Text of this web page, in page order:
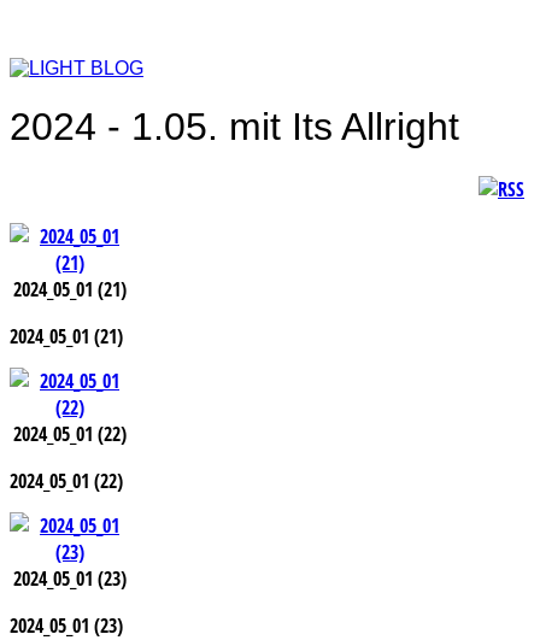
2024 - 1.05. mit Its Allright
2024_05_01 (21)
2024_05_01 (21)
2024_05_01 (22)
2024_05_01 (22)
2024_05_01 (23)
2024_05_01 (23)